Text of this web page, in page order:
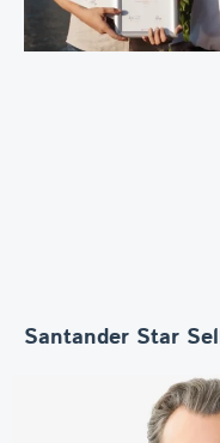
Santander Star